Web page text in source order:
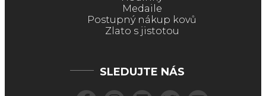
Medaile
Postupný nákup kovů
Zlato s jistotou
SLEDUJTE NÁS